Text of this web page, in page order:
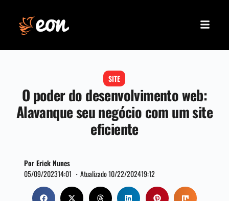
SITE
O poder do desenvolvimento web:
Alavanque seu negócio com um site
eficiente
Por Erick Nunes
05/09/202314:01 ・ Atualizado 10/22/202419:12